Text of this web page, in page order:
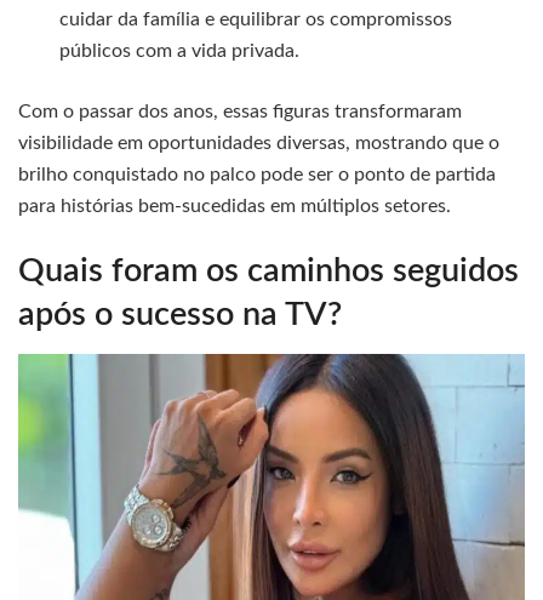
cuidar da família e equilibrar os compromissos
públicos com a vida privada.
Com o passar dos anos, essas figuras transformaram
visibilidade em oportunidades diversas, mostrando que o
brilho conquistado no palco pode ser o ponto de partida
para histórias bem-sucedidas em múltiplos setores.
Quais foram os caminhos seguidos
após o sucesso na TV?